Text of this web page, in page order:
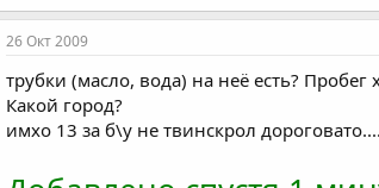
26 Окт 2009
трубки (масло, вода) на неё есть?
Какой город?
имхо 13 за б\у не твинскрол дороговато....